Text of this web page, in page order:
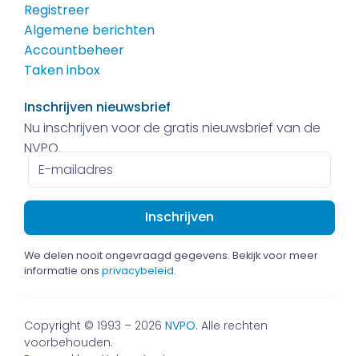
Registreer
Algemene berichten
Accountbeheer
Taken inbox
Inschrijven nieuwsbrief
Nu inschrijven voor de gratis nieuwsbrief van de
NVPO.
E-
mailadres
We delen nooit ongevraagd gegevens. Bekijk voor meer
informatie ons privacybeleid.
Copyright © 1993 – 2026 NVPO. Alle rechten
voorbehouden.